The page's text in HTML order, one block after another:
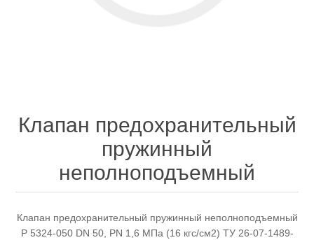
Клапан предохранительный
пружинный
неполноподъемный
Клапан предохранительный пружинный неполноподъемный
Р 5324-050 DN 50, PN 1,6 МПа (16 кгс/см2) ТУ 26-07-1489-